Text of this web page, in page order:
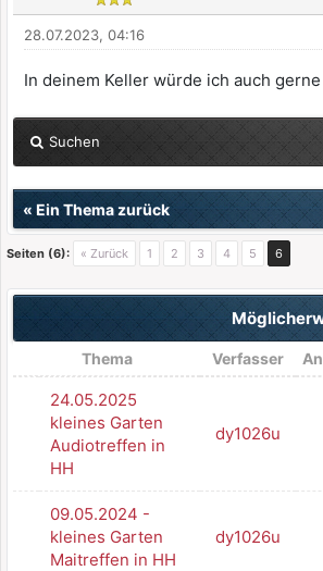
28.07.2023, 04:16
In deinem Keller würde ich auch
Suchen
« Ein Thema zurück
Seiten (6): « Zurück 1 2 3 4 5 6
Thema Verfasser
24.05.2025
kleines Garten
Audiotreffen in
HH
dy1026u
09.05.2024 -
kleines Garten
Maitreffen in HH
dy1026u